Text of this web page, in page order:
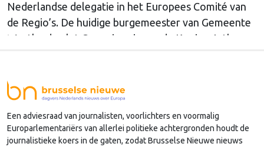
Nederlandse delegatie in het Europees Comité van
de Regio’s. De huidige burgemeester van Gemeente
Westland volgt Commissaris van de Koning Arthur
Nederlandse regio’s behoorlijk succesvol in hun
lobby in Brussel, en dat komt vooral omdat …
Continued
Een adviesraad van journalisten, voorlichters en voormalig
Europarlementariërs van allerlei politieke achtergronden houdt de
journalistieke koers in de gaten, zodat Brusselse Nieuwe nieuws